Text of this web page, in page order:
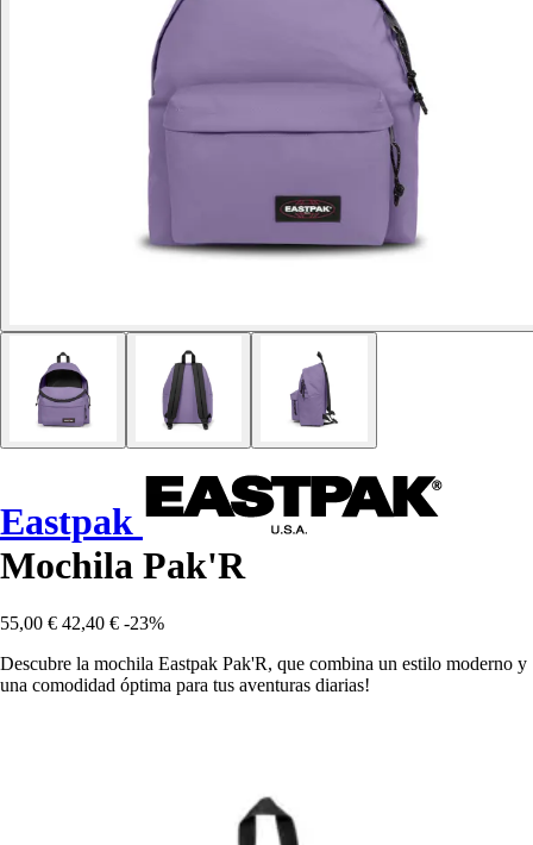
Eastpak
Mochila Pak'R
55,00 € 42,40 € -23%
Descubre la mochila Eastpak Pak'R, que combina un estilo moderno y
una comodidad óptima para tus aventuras diarias!